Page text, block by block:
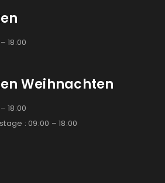
18:00
Weihnachten
18:00
: 09:00 – 18:00